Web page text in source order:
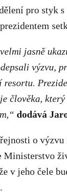
pro styk
jasně
výzvu,
resortu.
člověka,
dodává
o výzvu
Ministerstvo
v jeho čele